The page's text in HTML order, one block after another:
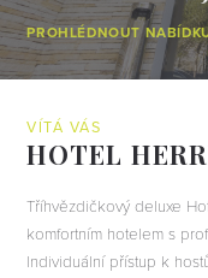
VÍTÁ VÁS
HOTEL
Tříhvězdičkový deluxe
komfortním hotelem s
Individuální přístup k